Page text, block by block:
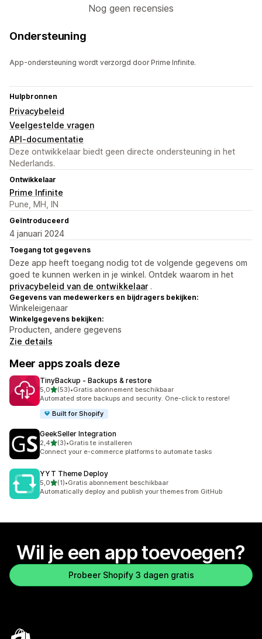
Nog geen recensies
Ondersteuning
App-ondersteuning wordt verzorgd door Prime Infinite.
Hulpbronnen
Privacybeleid
Veelgestelde vragen
API-documentatie
Deze ontwikkelaar biedt geen directe ondersteuning in het
Nederlands.
Ontwikkelaar
Prime Infinite
Pune, MH, IN
Geïntroduceerd
4 januari 2024
Toegang tot gegevens
Deze app heeft toegang nodig tot de volgende gegevens om
goed te kunnen werken in je winkel. Ontdek waarom in het
privacybeleid van de ontwikkelaar .
Gegevens van medewerkers en bijdragers bekijken:
Winkeleigenaar
Winkelgegevens bekijken:
Producten, andere gegevens
Zie details
Meer apps zoals deze
TinyBackup ‑ Backups & restore
5,0van 5 sterren
(53)
53 recensies in totaal
•Gratis abonnement beschikbaar
Automated store backups and security. One-click to restore!
Built for Shopify
GeekSeller Integration
2,4van 5 sterren
(3)
3 recensies in totaal
•Gratis te installeren
Connect your e-commerce platforms to automate tasks
YYT Theme Deploy
5,0van 5 sterren
(1)
1 recensies in totaal
•Gratis abonnement beschikbaar
Automatically deploy and publish your themes from GitHub
Wil je een app toevoegen?
Probeer Shopify 3 dagen gratis